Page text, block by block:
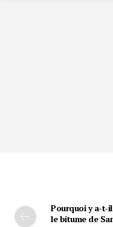
Pourquoi y a-t-
le bitume de